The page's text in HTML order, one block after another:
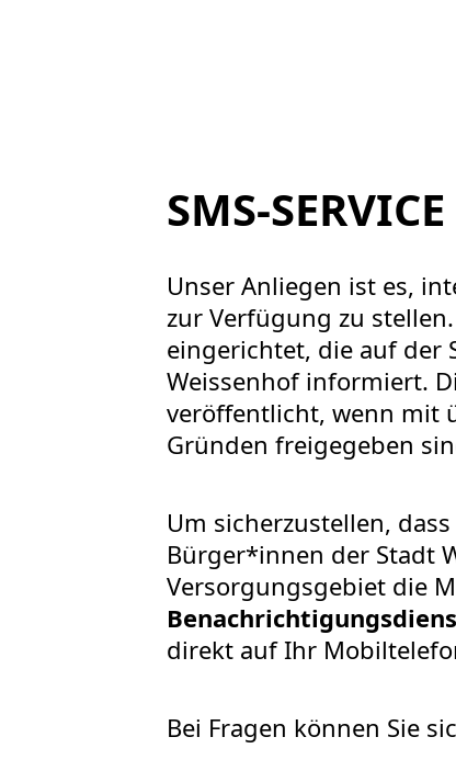
SMS-
Unser Anliegen ist es,
zur Verfügung zu
eingerichtet, die auf der
Weissenhof informiert.
veröffentlicht, wenn mit
Gründen freigegeben
Um sicherzustellen,
Bürger*innen der Stadt
Versorgungsgebiet die
direkt auf Ihr
Bei Fragen können Sie